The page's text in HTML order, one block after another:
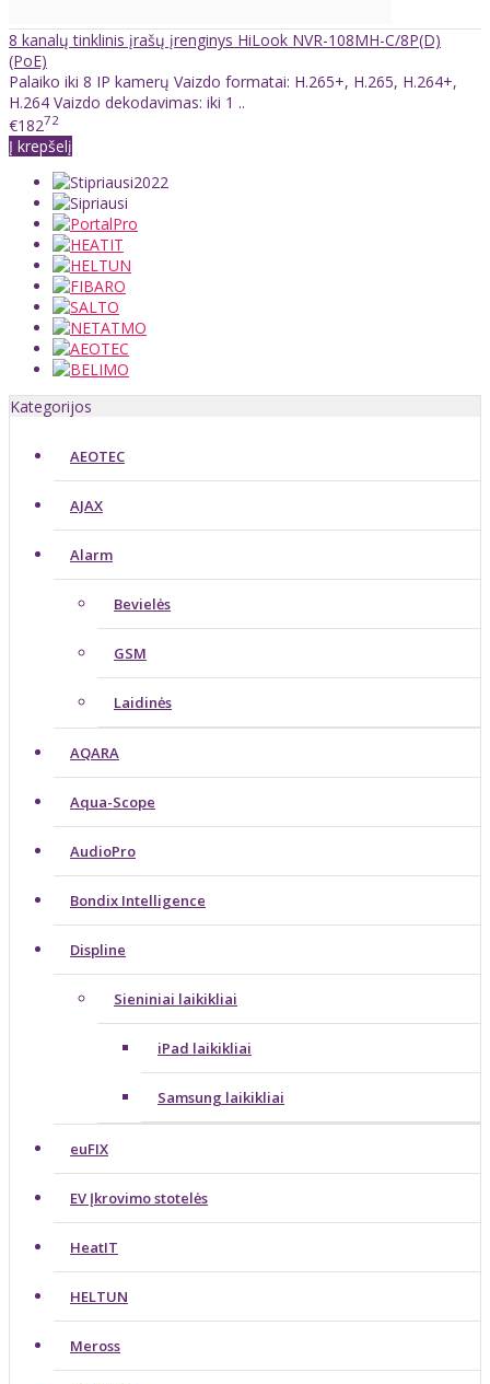
8 kanalų tinklinis įrašų įrenginys HiLook NVR-108MH-C/8P(D)
(PoE)
Palaiko iki 8 IP kamerų Vaizdo formatai: H.265+, H.265, H.264+,
H.264 Vaizdo dekodavimas: iki 1 ..
€18272
Į krepšelį
Kategorijos
AEOTEC
AJAX
Alarm
Bevielės
GSM
Laidinės
AQARA
Aqua-Scope
AudioPro
Bondix Intelligence
Displine
Sieniniai laikikliai
iPad laikikliai
Samsung laikikliai
euFIX
EV Įkrovimo stotelės
HeatIT
HELTUN
Meross